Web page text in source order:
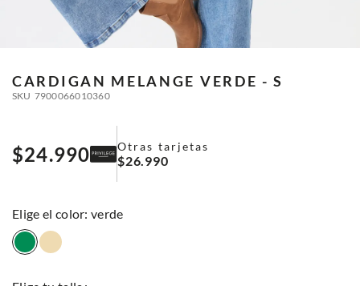
CARDIGAN MELANGE VERDE - S
SKU 7900066010360
$24.990 Otras tarjetas
$26.990
: verde